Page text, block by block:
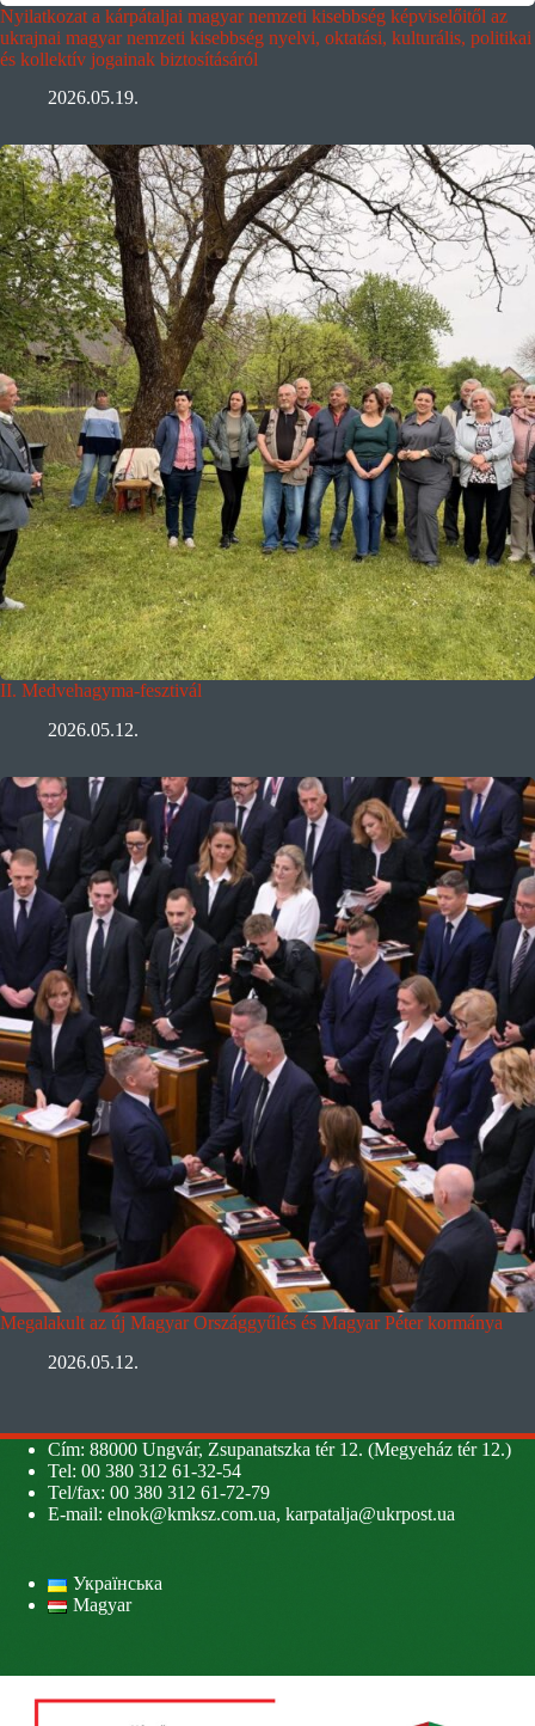
Nyilatkozat a kárpátaljai magyar nemzeti kisebbség képviselőitől az
ukrajnai magyar nemzeti kisebbség nyelvi, oktatási, kulturális, politikai
és kollektív jogainak biztosításáról
2026.05.19.
II. Medvehagyma-fesztivál
2026.05.12.
Megalakult az új Magyar Országgyűlés és Magyar Péter kormánya
2026.05.12.
Cím: 88000 Ungvár, Zsupanatszka tér 12. (Megyeház tér 12.)
Tel: 00 380 312 61-32-54
Tel/fax: 00 380 312 61-72-79
E-mail: elnok@kmksz.com.ua, karpatalja@ukrpost.ua
Українська
Magyar